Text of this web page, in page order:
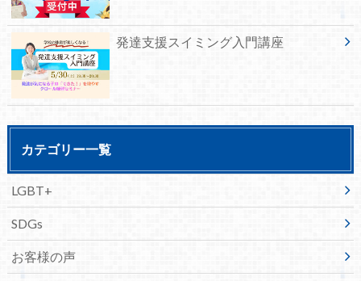
発達支援スイミング入門講座
カテゴリー一覧
LGBT+
SDGs
お客様の声